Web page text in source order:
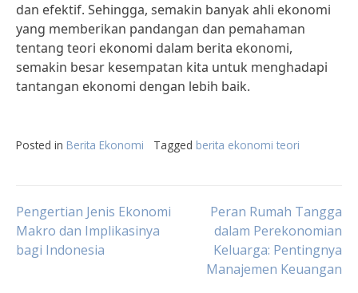
dan efektif. Sehingga, semakin banyak ahli ekonomi
yang memberikan pandangan dan pemahaman
tentang teori ekonomi dalam berita ekonomi,
semakin besar kesempatan kita untuk menghadapi
tantangan ekonomi dengan lebih baik.
Posted in Berita Ekonomi Tagged berita ekonomi teori
Post
navigation
Pengertian Jenis Ekonomi
Makro dan Implikasinya
bagi Indonesia
Peran Rumah Tangga
dalam Perekonomian
Keluarga: Pentingnya
Manajemen Keuangan